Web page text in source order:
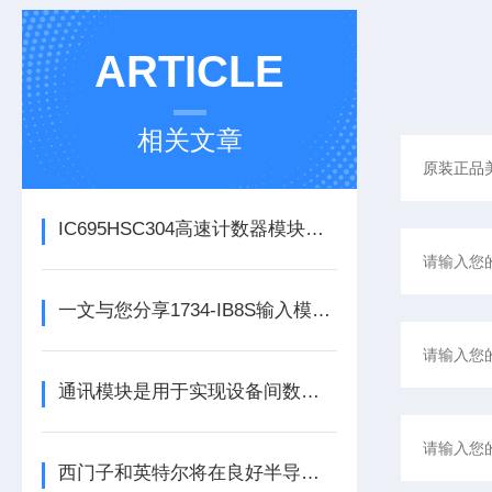
ARTICLE
相关文章
IC695HSC304高速计数器模块为控制系统提供关键反馈
一文与您分享1734-IB8S输入模块的常见故障相应解决方法
通讯模块是用于实现设备间数据传输与通信的集成化硬件组件
西门子和英特尔将在良好半导体制造领域展开合作